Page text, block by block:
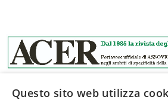
Questo sito web utilizza